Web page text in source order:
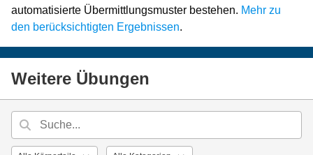
automatisierte Übermittlungsmuster bestehen. Mehr zu
den berücksichtigten Ergebnissen.
Weitere Übungen